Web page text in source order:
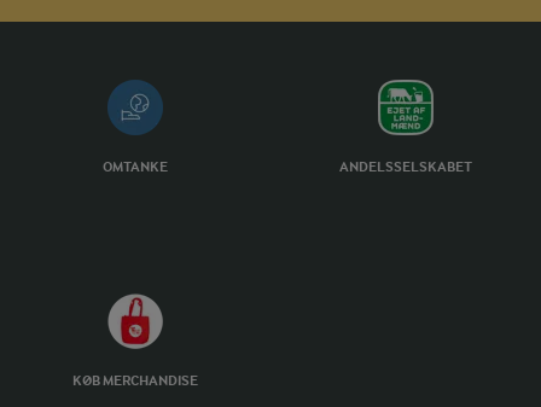
OMTANKE ANDELSSELSKABET
KØB MERCHANDISE